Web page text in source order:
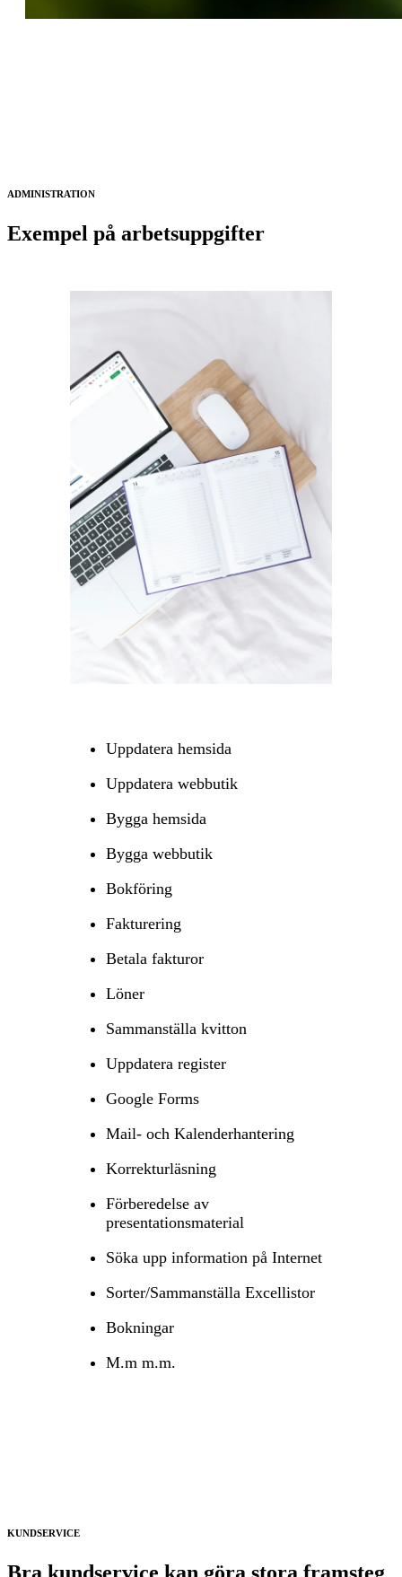
ADMINISTRATION
Exempel på arbetsuppgifter
Uppdatera hemsida
Uppdatera webbutik
Bygga hemsida
Bygga webbutik
Bokföring
Fakturering
Betala fakturor
Löner
Sammanställa kvitton
Uppdatera register
Google Forms
Mail- och Kalenderhantering
Korrekturläsning
Förberedelse av
presentationsmaterial
Söka upp information på Internet
Sorter/Sammanställa Excellistor
Bokningar
M.m m.m.
KUNDSERVICE